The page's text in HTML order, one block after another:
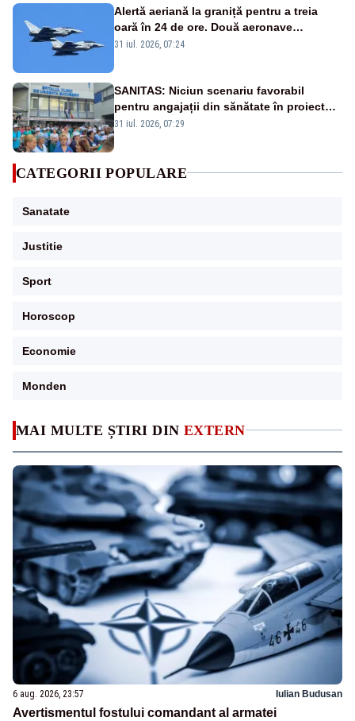
MAI MULTE ȘTIRI DIN EXTERN
6 aug. 2026, 23:57 Iulian Budusan
Avertismentul fostului comandant al armatei
Alertă aeriană la graniță pentru a treia
oară în 24 de ore. Două aeronave
Eurofighter britanice au fost ridicate de la
31 iul. 2026, 07:24
SANITAS: Niciun scenariu favorabil
pentru angajații din sănătate în proiectul
Legii salarizării
31 iul. 2026, 07:29
CATEGORII POPULARE
Sanatate
Justitie
Sport
Horoscop
Economie
Monden